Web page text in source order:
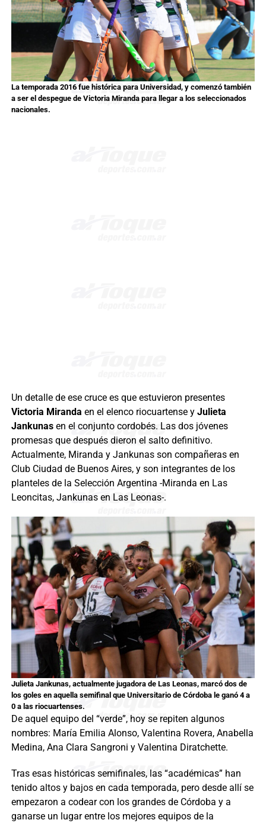
La temporada 2016 fue histórica para Universidad, y comenzó también
a ser el despegue de Victoria Miranda para llegar a los seleccionados
nacionales.
Un detalle de ese cruce es que estuvieron presentes
Victoria Miranda en el elenco riocuartense y Julieta
Jankunasen el conjunto cordobés. Las dos jóvenes
promesas que después dieron el salto definitivo.
Actualmente, Miranda y Jankunas son compañeras en
Club Ciudad de Buenos Aires, y son integrantes de los
planteles de la Selección Argentina -Miranda en Las
Leoncitas, Jankunas en Las Leonas-.
Julieta Jankunas, actualmente jugadora de Las Leonas, marcó dos de
los goles en aquella semifinal que Universitario de Córdoba le ganó 4 a
0 a las riocuartenses.
De aquel equipo del “verde”, hoy se repiten algunos
nombres: María Emilia Alonso, Valentina Rovera, Anabella
Medina, Ana Clara Sangroni y Valentina Diratchette.
Tras esas históricas semifinales, las “académicas” han
tenido altos y bajos en cada temporada, pero desde allí se
empezaron a codear con los grandes de Córdoba y a
ganarse un lugar entre los mejores equipos de la